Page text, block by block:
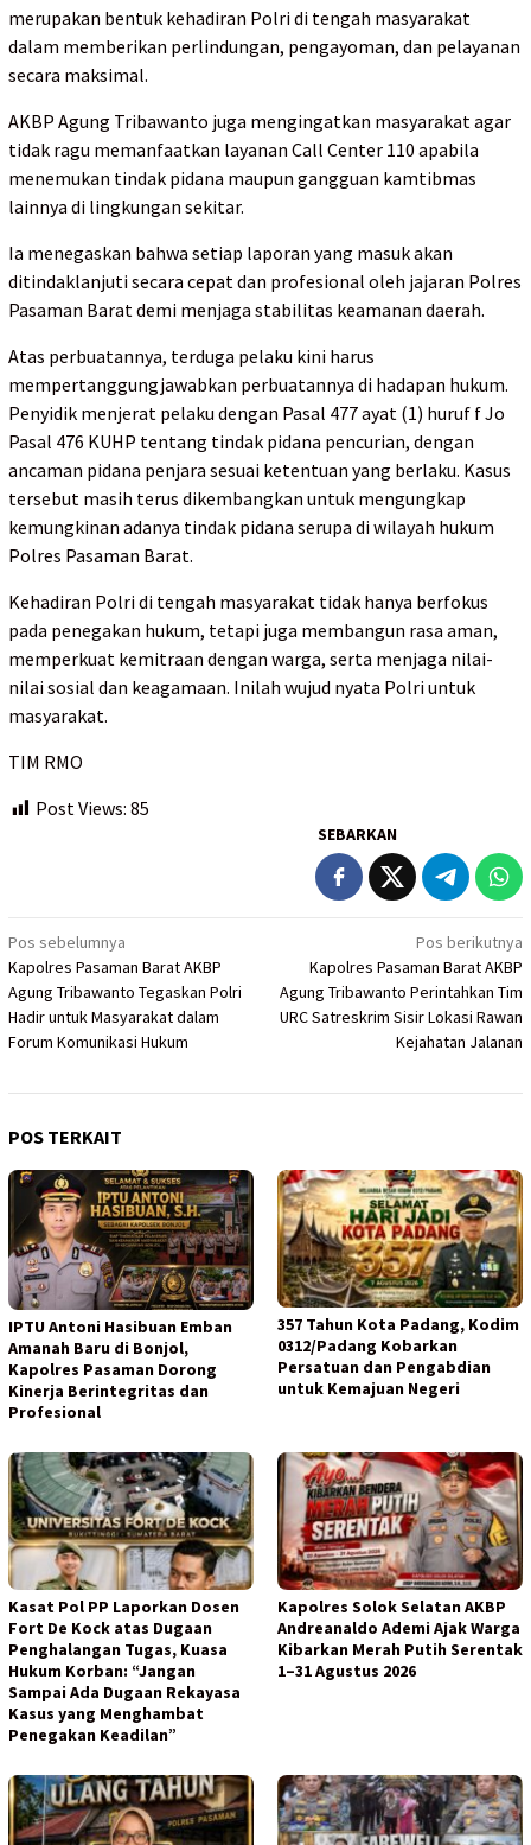
merupakan bentuk kehadiran Polri di tengah masyarakat
dalam memberikan perlindungan, pengayoman, dan pelayanan
secara maksimal.
AKBP Agung Tribawanto juga mengingatkan masyarakat agar
tidak ragu memanfaatkan layanan Call Center 110 apabila
menemukan tindak pidana maupun gangguan kamtibmas
lainnya di lingkungan sekitar.
Ia menegaskan bahwa setiap laporan yang masuk akan
ditindaklanjuti secara cepat dan profesional oleh jajaran Polres
Pasaman Barat demi menjaga stabilitas keamanan daerah.
Atas perbuatannya, terduga pelaku kini harus
mempertanggungjawabkan perbuatannya di hadapan hukum.
Penyidik menjerat pelaku dengan Pasal 477 ayat (1) huruf f Jo
Pasal 476 KUHP tentang tindak pidana pencurian, dengan
ancaman pidana penjara sesuai ketentuan yang berlaku. Kasus
tersebut masih terus dikembangkan untuk mengungkap
kemungkinan adanya tindak pidana serupa di wilayah hukum
Polres Pasaman Barat.
Kehadiran Polri di tengah masyarakat tidak hanya berfokus
pada penegakan hukum, tetapi juga membangun rasa aman,
memperkuat kemitraan dengan warga, serta menjaga nilai-
nilai sosial dan keagamaan. Inilah wujud nyata Polri untuk
masyarakat.
TIM RMO
Post Views: 85
SEBARKAN
Navigasi
pos
Pos sebelumnya
Kapolres Pasaman Barat AKBP
Agung Tribawanto Tegaskan Polri
Hadir untuk Masyarakat dalam
Forum Komunikasi Hukum
Pos berikutnya
Kapolres Pasaman Barat AKBP
Agung Tribawanto Perintahkan Tim
URC Satreskrim Sisir Lokasi Rawan
Kejahatan Jalanan
POS TERKAIT
IPTU Antoni Hasibuan Emban
Amanah Baru di Bonjol,
Kapolres Pasaman Dorong
Kinerja Berintegritas dan
Profesional
357 Tahun Kota Padang, Kodim
0312/Padang Kobarkan
Persatuan dan Pengabdian
untuk Kemajuan Negeri
Kasat Pol PP Laporkan Dosen
Fort De Kock atas Dugaan
Penghalangan Tugas, Kuasa
Hukum Korban: “Jangan
Sampai Ada Dugaan Rekayasa
Kasus yang Menghambat
Penegakan Keadilan”
Kapolres Solok Selatan AKBP
Andreanaldo Ademi Ajak Warga
Kibarkan Merah Putih Serentak
1–31 Agustus 2026